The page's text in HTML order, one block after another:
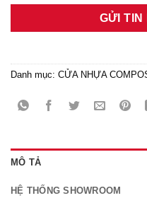
GỬI TIN
Danh mục: CỬA NHỰA
MÔ TẢ
HỆ THỐNG SHOWROOM